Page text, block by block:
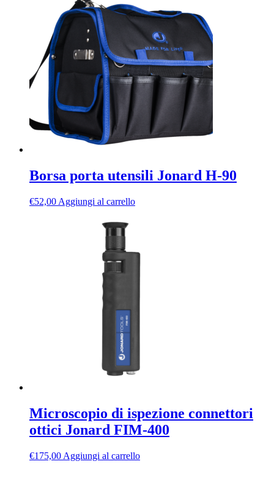
Borsa porta utensili Jonard H-90
€52,00 Aggiungi al carrello
Microscopio di ispezione connettori
ottici Jonard FIM-400
€175,00 Aggiungi al carrello